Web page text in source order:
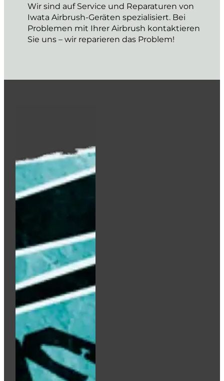
Wir sind auf Service und Reparaturen von
Iwata Airbrush-Geräten spezialisiert. Bei
Problemen mit Ihrer Airbrush kontaktieren
Sie uns – wir reparieren das Problem!